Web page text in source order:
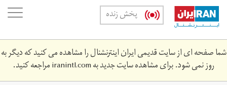
Skip
main
content
پخش زنده
شما صفحه ای از سایت قدیمی ایران اینترنشنال را مشاهده می کنید که دیگر به
روز نمی شود. برای مشاهده سایت جدید بهiranintl.comمراجعه کنید.